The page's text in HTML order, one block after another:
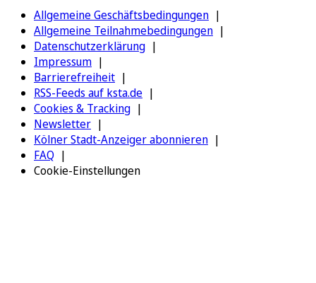
Allgemeine Geschäftsbedingungen
Allgemeine Teilnahmebedingungen
Datenschutzerklärung
Impressum
Barrierefreiheit
RSS-Feeds auf ksta.de
Cookies & Tracking
Newsletter
Kölner Stadt-Anzeiger abonnieren
FAQ
Cookie-Einstellungen